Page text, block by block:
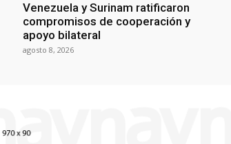
Venezuela y Surinam ratificaron
compromisos de cooperación y
apoyo bilateral
agosto 8, 2026